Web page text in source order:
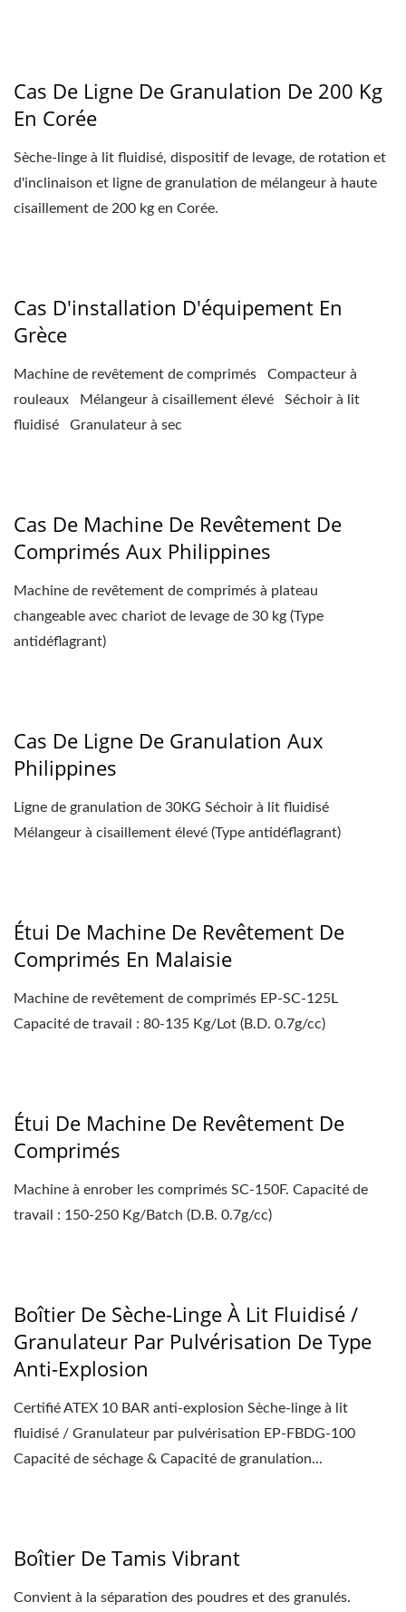
Cas De Ligne De Granulation De 200 Kg
En Corée
Sèche-linge à lit fluidisé, dispositif de levage, de rotation et
d'inclinaison et ligne de granulation de mélangeur à haute
cisaillement de 200 kg en Corée.
Cas D'installation D'équipement En
Grèce
Machine de revêtement de comprimés Compacteur à
rouleaux Mélangeur à cisaillement élevé Séchoir à lit
fluidisé Granulateur à sec
Cas De Machine De Revêtement De
Comprimés Aux Philippines
Machine de revêtement de comprimés à plateau
changeable avec chariot de levage de 30 kg (Type
antidéflagrant)
Cas De Ligne De Granulation Aux
Philippines
Ligne de granulation de 30KG Séchoir à lit fluidisé
Mélangeur à cisaillement élevé (Type antidéflagrant)
Étui De Machine De Revêtement De
Comprimés En Malaisie
Machine de revêtement de comprimés EP-SC-125L
Capacité de travail : 80-135 Kg/Lot (B.D. 0.7g/cc)
Étui De Machine De Revêtement De
Comprimés
Machine à enrober les comprimés SC-150F. Capacité de
travail : 150-250 Kg/Batch (D.B. 0.7g/cc)
Boîtier De Sèche-Linge À Lit Fluidisé /
Granulateur Par Pulvérisation De Type
Anti-Explosion
Certifié ATEX 10 BAR anti-explosion Sèche-linge à lit
fluidisé / Granulateur par pulvérisation EP-FBDG-100
Capacité de séchage & Capacité de granulation...
Boîtier De Tamis Vibrant
Convient à la séparation des poudres et des granulés.